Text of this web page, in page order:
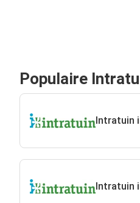
Populaire
Intratuin
Intratuin